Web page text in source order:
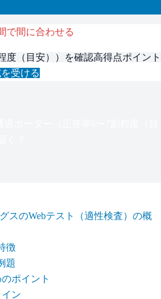
で間に合わせる
度（目安） ）を確認高得点ポイント
受ける
スのWebテスト（適性検査）の概
徴
題
ポイント
ン